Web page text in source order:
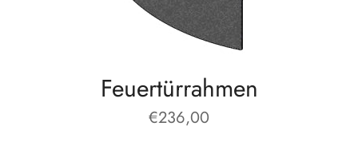
Feuertürrahmen
Normaler
Preis
€236,00